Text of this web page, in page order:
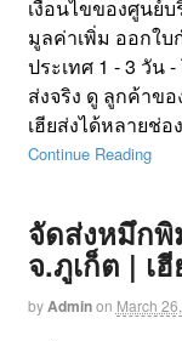
เงื่อนไขของศูนย์
มูลค่าเพิ่ม ออกใบ
ประเทศ 1 - 3 วัน
ส่งจริง ดู ลูกค้าข
เฮียส่งได้หลายช่อ
Continue Reading
จัดส่งหมึกพิ
จ.ภูเก็ต | เ
byAdminon March